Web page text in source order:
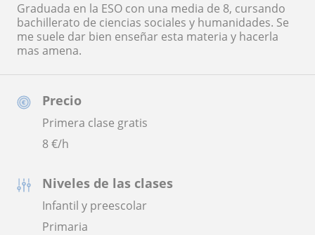
Precio
Primera clase gratis
8€/h
Niveles de las clases
Infantil y preescolar
Primaria
Graduada en la ESO con una media de 8, cursando
bachillerato de ciencias sociales y humanidades. Se
me suele dar bien enseñar esta materia y hacerla
mas amena.